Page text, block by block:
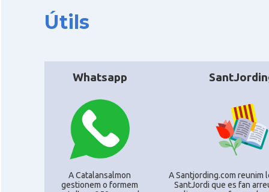
Útils
Whatsapp
A Catalansalmon
gestionem o formem
A Santjording.com reunim
SantJordi que es fan